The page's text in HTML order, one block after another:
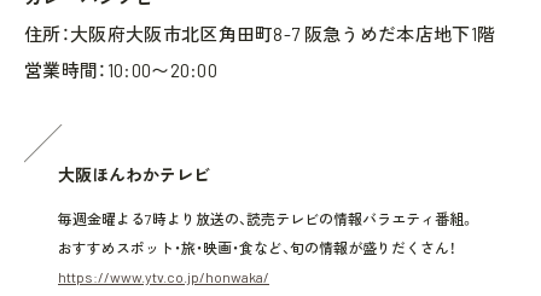
住所：大阪府大阪市北区角田町8-7 阪急うめだ本店地下1階
営業時間：10:00〜20:00
大阪ほんわかテレビ
毎週金曜よる7時より放送の、読売テレビの情報バラエティ番組。
おすすめスポット・旅・映画・食など、旬の情報が盛りだくさん！
https://www.ytv.co.jp/honwaka/